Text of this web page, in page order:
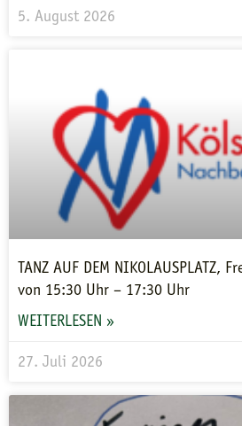
5. August 2026
TANZ AUF DEM NIKOLAUSPLATZ,
von 15:30 Uhr – 17:30 Uhr
WEITERLESEN »
27. Juli 2026